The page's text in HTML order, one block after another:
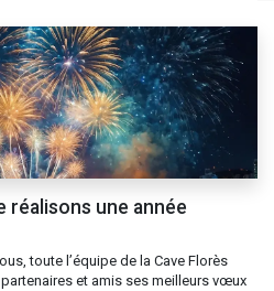
réalisons une année
toute l’équipe de la Cave Florès
et amis ses meilleurs vœux